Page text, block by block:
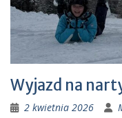
Wyjazd na
2 kwietnia 2026